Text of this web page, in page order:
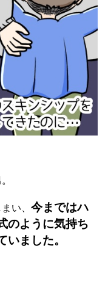
い、 今まではハ
のように気持ち
ました。